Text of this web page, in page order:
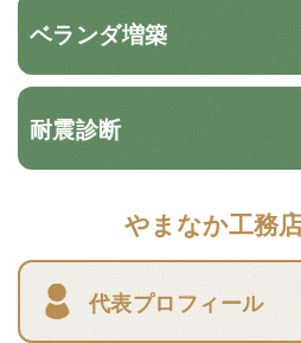
ベランダ増築
耐震診断
やまなか工務
代表プロフィール